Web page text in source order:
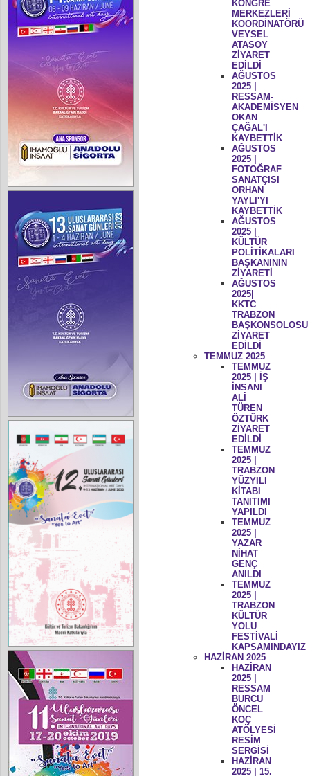
KONGRE
MERKEZLERİ
KOORDİNATÖRÜ
VEYSEL
ATASOY
ZİYARET
EDİLDİ
AĞUSTOS
2025 |
RESSAM-
AKADEMİSYEN
OKAN
ÇAĞAL'I
KAYBETTİK
AĞUSTOS
2025 |
FOTOĞRAF
SANATÇISI
ORHAN
YAYLI'YI
KAYBETTİK
AĞUSTOS
2025 |
KÜLTÜR
POLİTİKALARI
BAŞKANININ
ZİYARETİ
AĞUSTOS
2025|
KKTC
TRABZON
BAŞKONSOLOSU
ZİYARET
EDİLDİ
TEMMUZ 2025
TEMMUZ
2025 | İŞ
İNSANI
ALİ
TÜREN
ÖZTÜRK
ZİYARET
EDİLDİ
TEMMUZ
2025 |
TRABZON
YÜZYILI
KİTABI
TANITIMI
YAPILDI
TEMMUZ
2025 |
YAZAR
NİHAT
GENÇ
ANILDI
TEMMUZ
2025 |
TRABZON
KÜLTÜR
YOLU
FESTİVALİ
KAPSAMINDAYIZ
HAZİRAN 2025
HAZİRAN
2025 |
RESSAM
BURCU
ÖNCEL
KOÇ
ATÖLYESİ
RESİM
SERGİSİ
HAZİRAN
2025 | 15.